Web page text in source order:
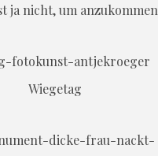
ja nicht, um anzukommen
Wiegetag